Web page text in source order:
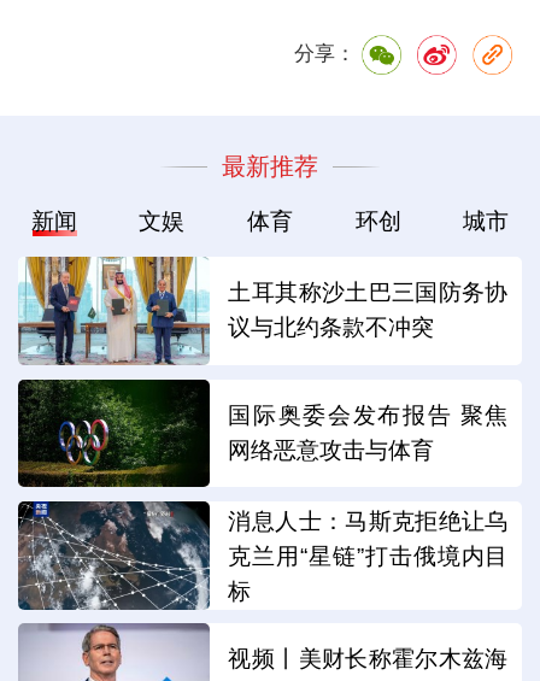
分享：
最新推荐
新闻 文娱 体育 环创 城市
土耳其称沙土巴三国防务协
议与北约条款不冲突
国际奥委会发布报告 聚焦
网络恶意攻击与体育
消息人士：马斯克拒绝让乌
克兰用“星链”打击俄境内目
标
视频丨美财长称霍尔木兹海